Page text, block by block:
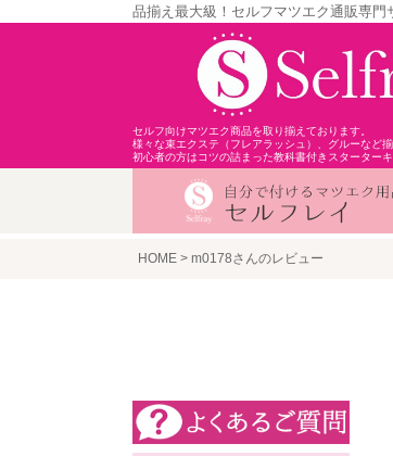
品揃え最大級！セルフマツエク通販専
セルフ向けマツエク商品を取り揃えております。
様々な束エクステ（フレアラッシュ）、グルーなど揃
初心者の方はコツの詰まった教科書付きスターターキ
HOME m0178さんのレビュー